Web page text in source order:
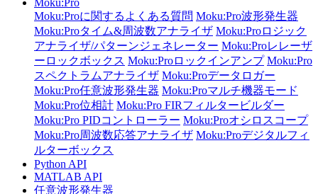
Moku:Proに関するよくある質問 Moku:Pro波形発生器
Moku:Proタイム&周波数アナライザ Moku:Proロジック
アナライザ/パターンジェネレーター Moku:Proレレーザ
ーロックボックス Moku:Proロックインアンプ Moku:Pro
スペクトラムアナライザ Moku:Proデータロガー
Moku:Pro任意波形発生器 Moku:Proマルチ機器モード
Moku:Pro位相計 Moku:Pro FIRフィルタービルダー
Moku:Pro PIDコントローラー Moku:Proオシロスコープ
Moku:Pro周波数応答アナライザ Moku:Proデジタルフィ
ルターボックス
Python API
MATLAB API
任意波形発生器